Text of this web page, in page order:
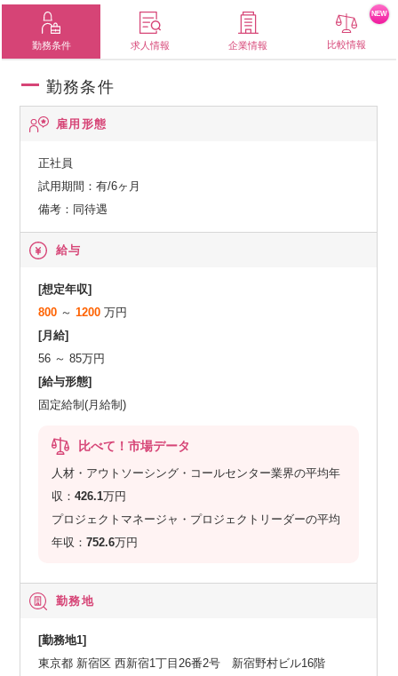
勤務条件 求人情報 企業情報 比較情報
NEW
勤務条件
雇用形態
正社員
試用期間：有/6ヶ月
備考：同待遇
給与
[想定年収]
800 ～1200 万円
[月給]
56 ～ 85万円
[給与形態]
固定給制(月給制)
比べて！市場データ
人材・アウトソーシング・コールセンター業界の平均年
収：426.1万円
プロジェクトマネージャ・プロジェクトリーダーの平均
年収：752.6万円
勤務地
[勤務地1]
東京都 新宿区 西新宿1丁目26番2号 新宿野村ビル16階